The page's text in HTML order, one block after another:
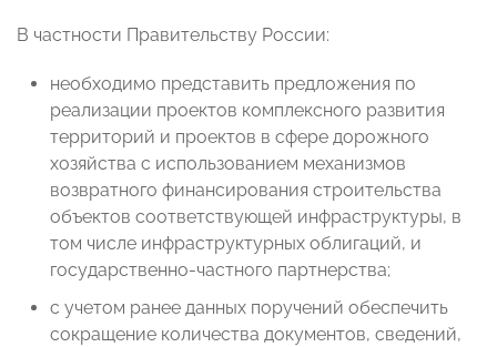
В частности Правительству России:
необходимо представить предложения по
реализации проектов комплексного развития
территорий и проектов в сфере дорожного
хозяйства с использованием механизмов
возвратного финансирования строительства
объектов соответствующей инфраструктуры, в
том числе инфраструктурных облигаций, и
государственно-частного партнерства;
с учетом ранее данных поручений обеспечить
сокращение количества документов, сведений,